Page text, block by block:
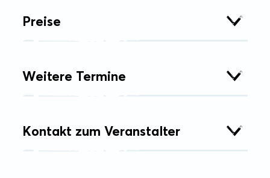
Preise
Weitere Termine
Kontakt zum Veranstalter